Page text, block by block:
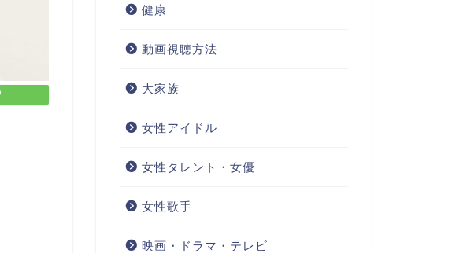
健康
動画視聴方法
大家族
女性アイドル
女性タレント・女優
女性歌手
映画・ドラマ・テレビ